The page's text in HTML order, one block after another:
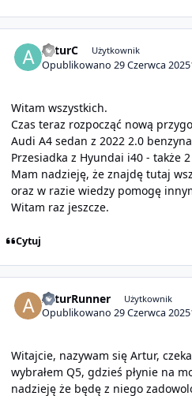
ArturC Użytkownik
Opublikowano29 Czerwca 2025
Witam wszystkich.
Czas teraz rozpocząć nową
Audi A4 sedan z 2022 2.0
Przesiadka z Hyundai i40 - także
Mam nadzieję, że znajdę tutaj
oraz w razie wiedzy pomogę
Witam raz jeszcze.
Cytuj
ArturRunner Użytkownik
Opublikowano29 Czerwca 2025
Witajcie, nazywam się Artur,
wybrałem Q5, gdzieś płynie na
nadzieję że będę z niego